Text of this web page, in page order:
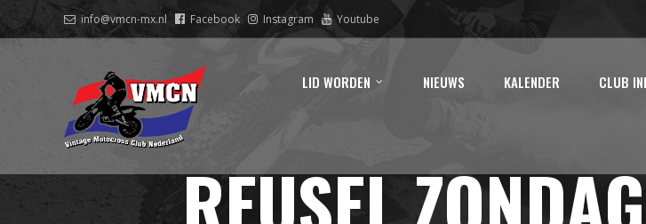
info@vmcn-mx.nl Facebook Instagram Youtube
LID WORDEN NIEUWS KALENDER CLUB
REUSEL